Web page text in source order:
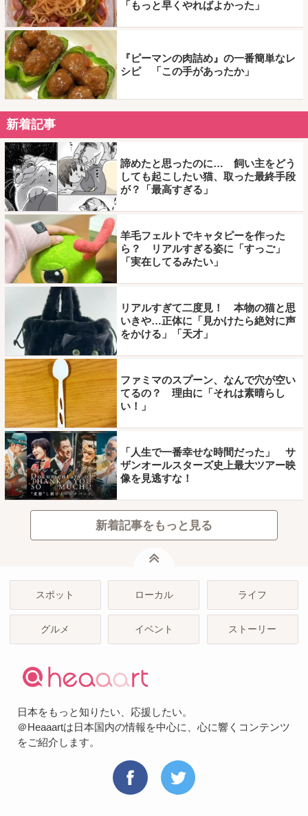
「もっと早くやればよかった」
『ピーマンの肉詰め』の一番簡単なレ
シピ 「この手があったか」
新着記事
諦めたと思ったのに… 飼い主をどう
しても起こしたい猫、取った最終手段
が？「最高すぎる」
羊毛フェルトでキャタピーを作った
ら？ リアルすぎる姿に「すっご」
「実在してるみたい」
リアルすぎて二度見！ 本物の猫と思
いきや…正体に「見かけたら絶対に声
をかける」「天才」
ファミマのスプーン、なんで穴が空い
てるの？ 理由に「それは素晴らし
い！」
「人生で一番幸せな時間だった」 サ
ザンオールスターズ史上最大ツアー映
像を見逃すな！
新着記事をもっと見る
スポット ローカル ライフ
グルメ イベント ストーリー
日本をもっと知りたい、応援したい。
＠Heaaartは日本国内の情報を中心に、心に響くコンテンツ
をご紹介します。